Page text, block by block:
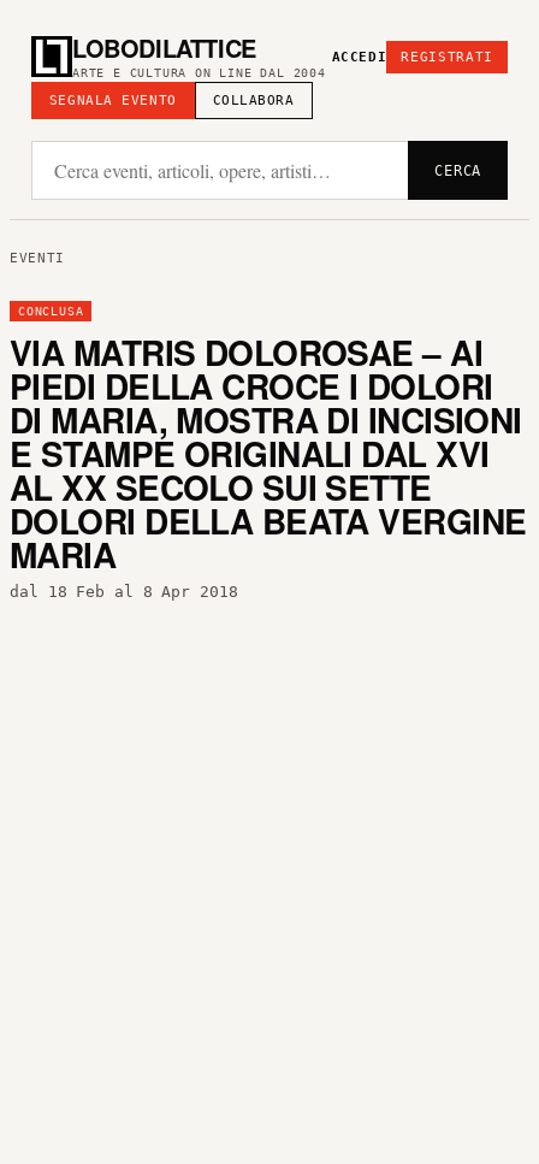
LOBODILATTICE
ARTE E CULTURA ON LINE DAL 2004
SEGNALA EVENTO COLLABORA
ACCEDI REGISTRATI
CERCA
EVENTI
CONCLUSA
VIA MATRIS DOLOROSAE – AI
PIEDI DELLA CROCE I DOLORI
DI MARIA, MOSTRA DI INCISIONI
E STAMPE ORIGINALI DAL XVI
AL XX SECOLO SUI SETTE
DOLORI DELLA BEATA VERGINE
MARIA
dal 18 Feb al 8 Apr 2018